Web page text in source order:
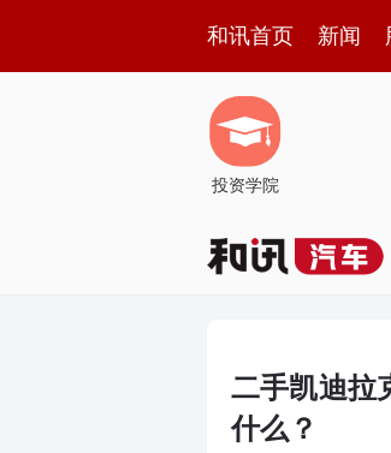
和讯首页 新闻
投资学院
二手凯迪拉
什么？